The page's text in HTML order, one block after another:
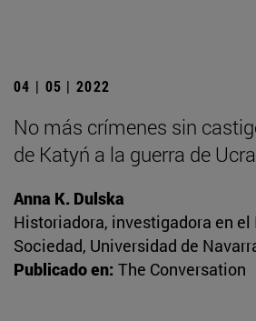
04 | 05 | 2022
No más crímenes sin
de Katyń a la guerra de
Anna K. Dulska
Historiadora, investigadora en
Sociedad, Universidad de
Publicado en: The Conversation